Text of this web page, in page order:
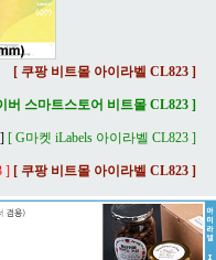
[ 쿠팡 비트몰 아이라벨 CL823 ]
버 스마트스토어 비트몰 CL823 ]
[ G마켓 iLabels 아이라벨 CL823 ]
] [ 쿠팡 비트몰 아이라벨 CL823 ]